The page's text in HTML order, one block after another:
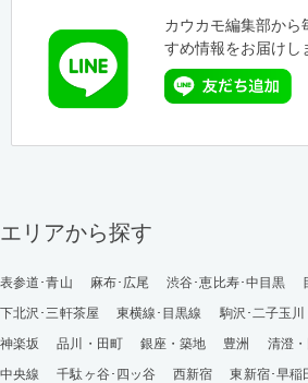
カウカモ編集部から
すめ情報をお届けし
エリアから探す
表参道･青山 麻布･広尾 渋谷･恵比寿･中目黒
下北沢･三軒茶屋
東横線･目黒線 駒沢･二子玉川
神楽坂
品川・田町 銀座・築地 豊洲 清澄
中央線
千駄ヶ谷･四ッ谷 西新宿 東新宿･早稲